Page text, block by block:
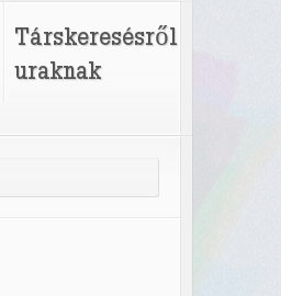
Társkeresésről
uraknak